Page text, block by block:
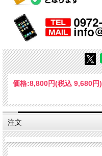
価格:8,800円(税込 9,680円)
注文